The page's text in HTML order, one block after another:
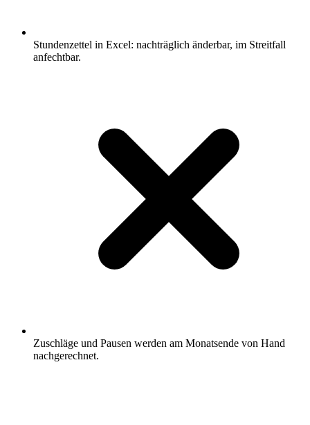
Stundenzettel in Excel: nachträglich änderbar, im Streitfall
anfechtbar.
Zuschläge und Pausen werden am Monatsende von Hand
nachgerechnet.